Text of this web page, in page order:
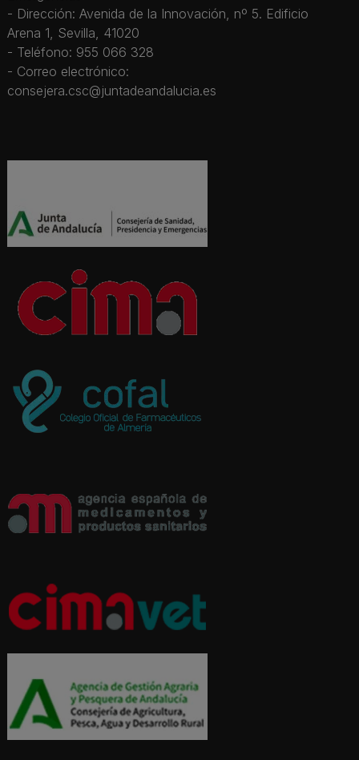
- Dirección: Avenida de la Innovación, nº 5. Edificio
Arena 1, Sevilla, 41020
- Teléfono: 955 066 328
- Correo electrónico:
consejera.csc@juntadeandalucia.es